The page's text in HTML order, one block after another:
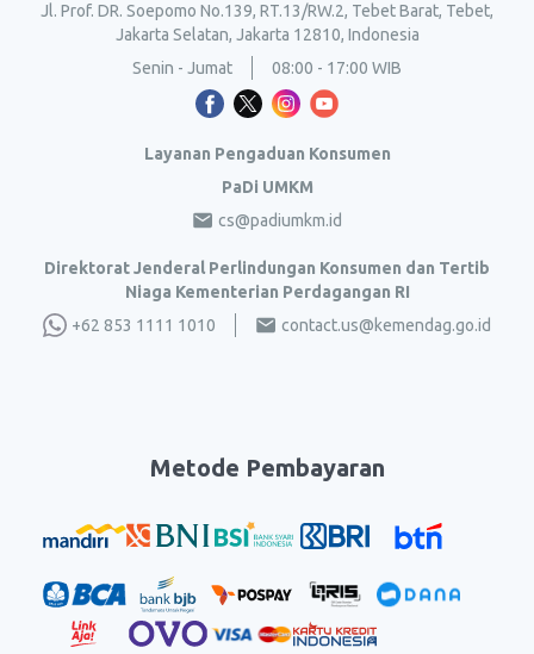
Jl. Prof. DR. Soepomo No.139, RT.13/RW.2, Tebet Barat, Tebet,
Jakarta Selatan, Jakarta 12810, Indonesia
Senin - Jumat
08:00 - 17:00 WIB
Layanan Pengaduan Konsumen
PaDi UMKM
cs@padiumkm.id
Direktorat Jenderal Perlindungan Konsumen dan Tertib
Niaga Kementerian Perdagangan RI
+62 853 1111 1010
contact.us@kemendag.go.id
Metode Pembayaran